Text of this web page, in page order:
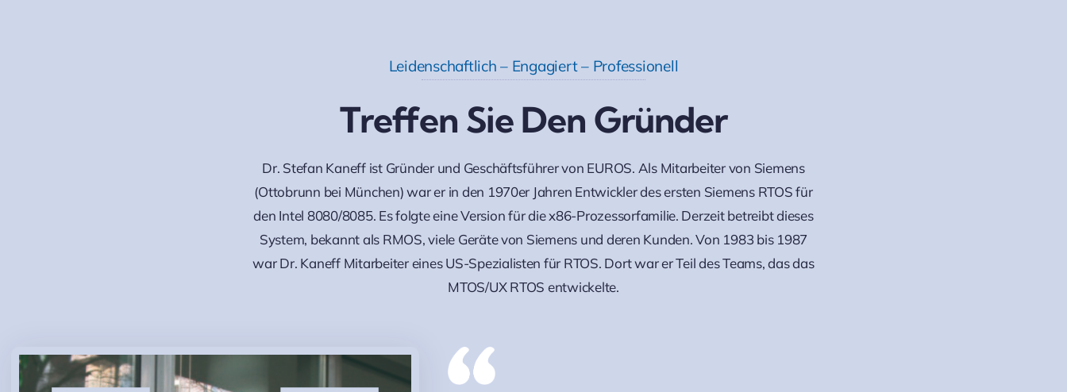
Leidenschaftlich – Engagiert – Professionell
Treffen Sie Den Gründer
Dr. Stefan Kaneff ist Gründer und Geschäftsführer von EUROS. Als Mitarbeiter von Siemens
(Ottobrunn bei München) war er in den 1970er Jahren Entwickler des ersten Siemens RTOS für
den Intel 8080/8085. Es folgte eine Version für die x86-Prozessorfamilie. Derzeit betreibt dieses
System, bekannt als RMOS, viele Geräte von Siemens und deren Kunden. Von 1983 bis 1987
war Dr. Kaneff Mitarbeiter eines US-Spezialisten für RTOS. Dort war er Teil des Teams, das das
MTOS/UX RTOS entwickelte.